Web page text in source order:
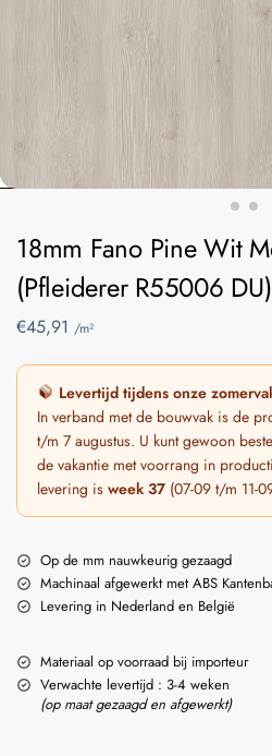
18mm Fano Pine Wit
(Pfleiderer R55006 DU)
€45,91 /m²
Levertijd tijdens onze
In verband met de bouwvak is de
t/m 7 augustus. U kunt gewoon
de vakantie met voorrang in
levering is week 37 (07-09 t/m 11-
Op de mm nauwkeurig gezaagd
Machinaal afgewerkt met ABS
Levering in Nederland en België
Materiaal op voorraad bij importeur
Verwachte levertijd : 3-4 weken
(op maat gezaagd en afgewerkt)